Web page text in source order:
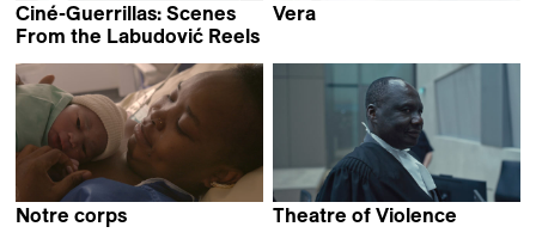
Ciné-Guerrillas: Scenes
From the Labudović Reels
Vera
Notre corps
Theatre of Violence